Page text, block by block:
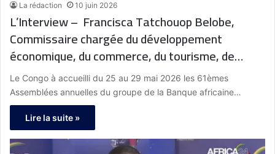
La rédaction 10 juin 2026
L’Interview – Francisca Tatchouop Belobe,
Commissaire chargée du développement
économique, du commerce, du tourisme, de
l’industrie et des mines à l’UA : « Les acteurs
africains et les institutions doivent se mettre
ensemble pour trouver des financements afin de
répondre aux besoins des États et des
populations en matière de développement. »
Le Congo à accueilli du 25 au 29 mai 2026 les 61èmes
Assemblées annuelles du groupe de la Banque africaine…
Lire la suite »